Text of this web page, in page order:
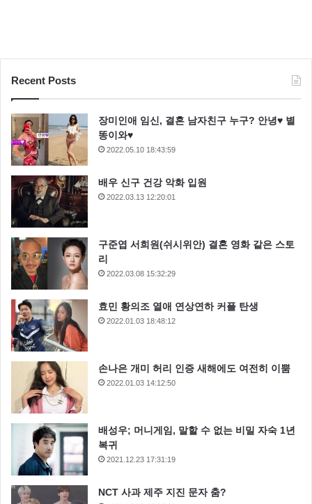
Recent Posts
장미인애 임신, 결혼 남자친구 누구? 안녕♥ 별
똥이와♥
2022.05.10 18:43:59
배우 신구 건강 악화 입원
2022.03.13 12:20:01
구준엽 서희원(쉬시위안) 결혼 영화 같은 스토
리
2022.03.08 15:32:29
효민 황의조 열애 연상연하 커플 탄생
2022.01.03 18:48:12
손나은 개미 허리 인증 새해에도 여전히 이뿜
2022.01.03 14:12:50
배성우; 머니게임, 말할 수 없는 비밀 자숙 1년
복귀
2021.12.23 17:31:19
NCT 사과 제주 지진 문자 춤?